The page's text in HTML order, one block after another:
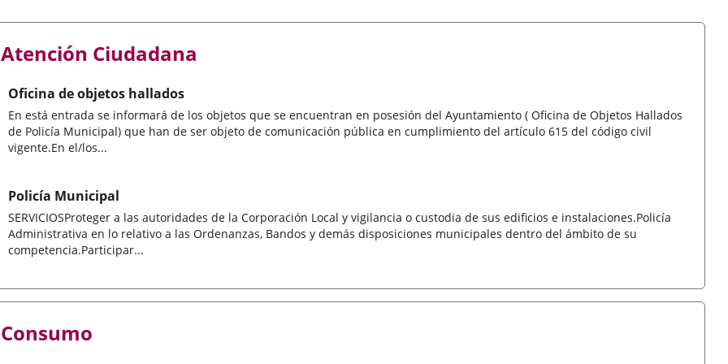
Atención Ciudadana
Oficina de objetos hallados
En está entrada se informará de los objetos que se encuentran en posesión del Ayuntamiento ( Oficina de Objetos Hallados
de Policía Municipal) que han de ser objeto de comunicación pública en cumplimiento del artículo 615 del código civil
vigente.En el/los...
Policía Municipal
SERVICIOSProteger a las autoridades de la Corporación Local y vigilancia o custodia de sus edificios e instalaciones.Policía
Administrativa en lo relativo a las Ordenanzas, Bandos y demás disposiciones municipales dentro del ámbito de su
competencia.Participar...
Consumo